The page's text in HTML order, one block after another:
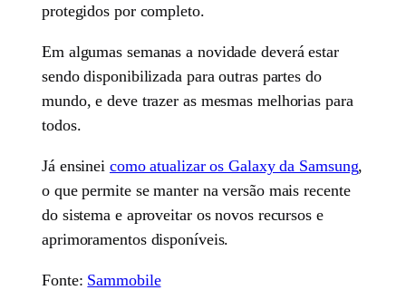
protegidos por completo.
Em algumas semanas a novidade deverá estar
sendo disponibilizada para outras partes do
mundo, e deve trazer as mesmas melhorias para
todos.
Já ensinei como atualizar os Galaxy da Samsung,
o que permite se manter na versão mais recente
do sistema e aproveitar os novos recursos e
aprimoramentos disponíveis.
Fonte: Sammobile